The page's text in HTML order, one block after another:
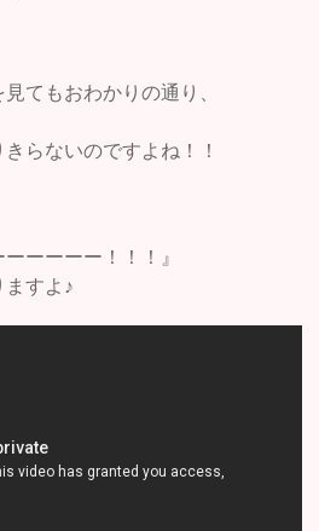
てもおわかりの通り、
らないのですよね！！
ーーーー！！！』
ますよ♪